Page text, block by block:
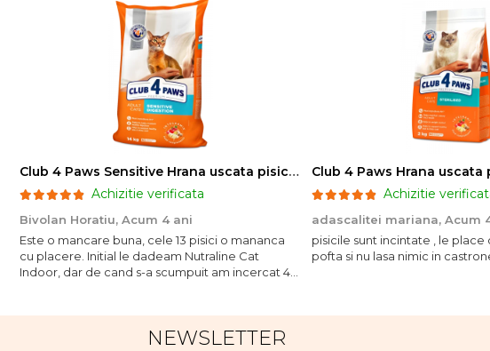
Club 4 Paws Sensitive Hrana uscata pisici adulte, 14kg
Achizitie verificata
Bivolan Horatiu, Acum 4 ani
Este o mancare buna, cele 13 pisici o mananca
cu placere. Initial le dadeam Nutraline Cat
Indoor, dar de cand s-a scumpuit am incercat 4
continua cu acest brand...
Achizitie
adascalitei mariana, Acum
pisicile sunt incintate , le place
pofta si nu lasa nimic in
NEWSLETTER